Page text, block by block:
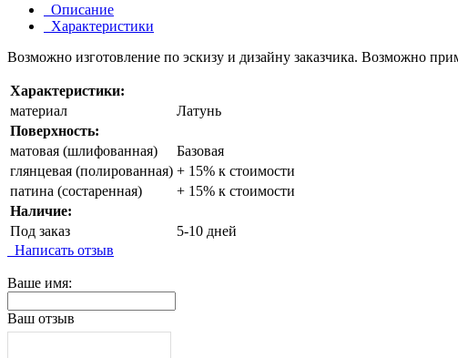
Описание
Характеристики
Возможно изготовление по эскизу и дизайну заказчика. Возможно
Характеристики:
материал
Латунь
Поверхность:
матовая (шлифованная)
Базовая
глянцевая (полированная) + 15% к стоимости
патина (состаренная)
+ 15% к стоимости
Наличие:
Под заказ
5-10 дней
Написать отзыв
Ваше имя:
Ваш отзыв